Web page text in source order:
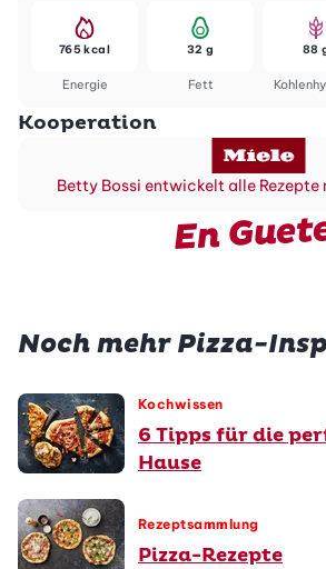
Energie
765 kcal
Fett
32 g 88
Kooperation
Betty Bossi entwickelt alle Rezepte
En
Noch mehr Pizza-
Kochwissen
6 Tipps für die
Hause
Rezeptsammlung
Pizza-Rezepte